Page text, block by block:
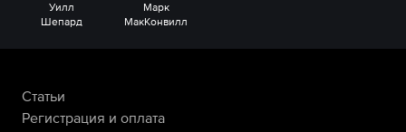
Уилл
Шепард
Марк
МакКонвилл
Статьи
Регистрация и оплата